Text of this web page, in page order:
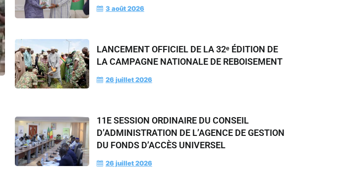
3 août 2026
26 juillet 2026
LANCEMENT OFFICIEL DE LA 32ᵉ ÉDITION DE
LA CAMPAGNE NATIONALE DE REBOISEMENT
26 juillet 2026
11E SESSION ORDINAIRE DU CONSEIL
D’ADMINISTRATION DE L’AGENCE DE GESTION
DU FONDS D’ACCÈS UNIVERSEL